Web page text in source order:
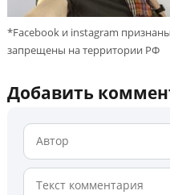
*Facebook и instagram
запрещены на территории РФ
Добавить